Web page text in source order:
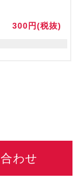
300円(税抜)
わせ